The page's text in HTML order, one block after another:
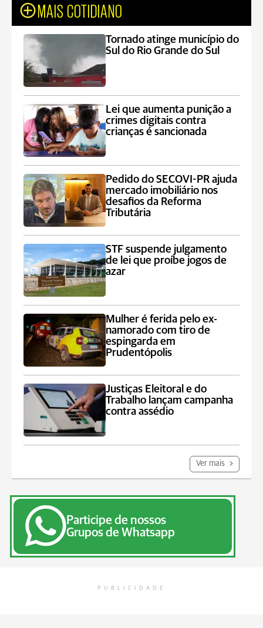
MAIS COTIDIANO
Tornado atinge município do
Sul do Rio Grande do Sul
Lei que aumenta punição a
crimes digitais contra
crianças é sancionada
Pedido do SECOVI-PR ajuda
mercado imobiliário nos
desafios da Reforma
Tributária
STF suspende julgamento
de lei que proíbe jogos de
azar
Mulher é ferida pelo ex-
namorado com tiro de
espingarda em
Prudentópolis
Justiças Eleitoral e do
Trabalho lançam campanha
contra assédio
Ver mais
Participe de nossos
Grupos de Whatsapp
PUBLICIDADE